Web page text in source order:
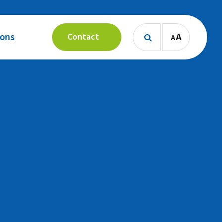
Contact  AA